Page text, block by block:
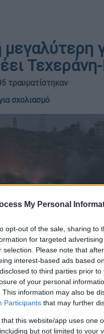
My Personal
opt-out of the sale, sharing
for targeted
selection. Please note that
interest-based ads based
to third parties prior
of your personal
This information may also be
Participants that may further
that this website/app uses one
but not limited to your
τραυματίστηκαν
σχολιασμό